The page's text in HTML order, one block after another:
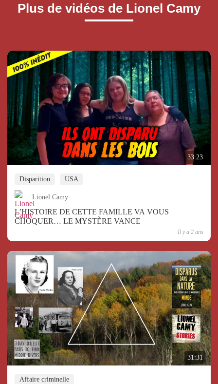
Plus de vidéos de Lionel Camy
33:23
Disparition USA
Lionel Camy
L’HISTOIRE DE CETTE FAMILLE VA VOUS
CHOQUER… LE MYSTÈRE VANCE
Il y a 2 ans
31:31
Affaire criminelle